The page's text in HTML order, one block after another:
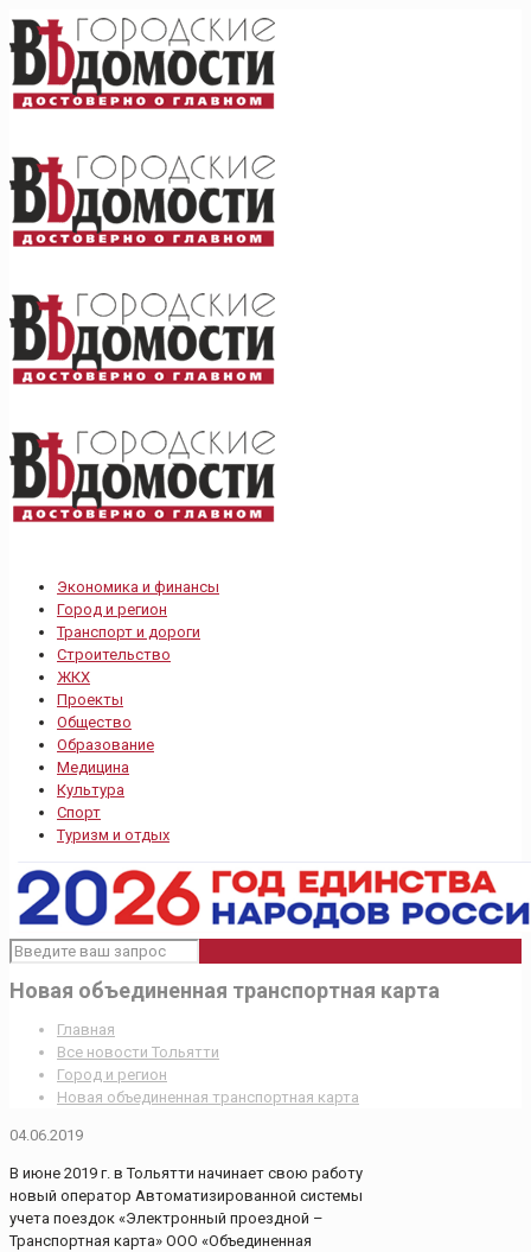
Экономика и финансы
Город и регион
Транспорт и дороги
Строительство
ЖКХ
Проекты
Общество
Образование
Медицина
Культура
Спорт
Туризм и отдых
Новая объединенная транспортная карта
Главная
Все новости Тольятти
Город и регион
Новая объединенная транспортная карта
04.06.2019
В июне 2019 г. в Тольятти начинает свою работу
новый оператор Автоматизированной системы
учета поездок «Электронный проездной –
Транспортная карта» ООО «Объединенная